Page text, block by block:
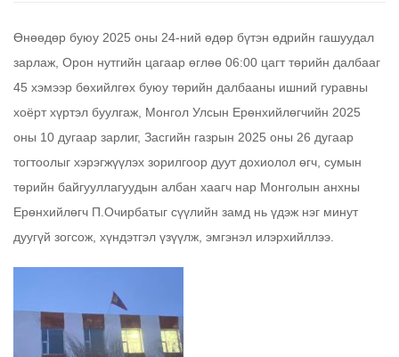
Өнөөдөр буюу 2025 оны 24-ний өдөр бүтэн өдрийн гашуудал
зарлаж, Орон нутгийн цагаар өглөө 06:00 цагт төрийн далбааг
45 хэмээр бөхийлгөх буюу төрийн далбааны ишний гуравны
хоёрт хүртэл буулгаж, Монгол Улсын Ерөнхийлөгчийн 2025
оны 10 дугаар зарлиг, Засгийн газрын 2025 оны 26 дугаар
тогтоолыг хэрэгжүүлэх зорилгоор дуут дохиолол өгч, сумын
төрийн байгууллагуудын албан хаагч нар Монголын анхны
Ерөнхийлөгч П.Очирбатыг сүүлийн замд нь үдэж нэг минут
дуугүй зогсож, хүндэтгэл үзүүлж, эмгэнэл илэрхийллээ.